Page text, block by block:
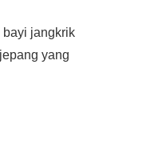
bayi jangkrik
yang